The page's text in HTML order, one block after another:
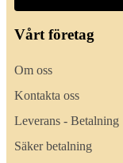
Vårt företag
Om oss
Kontakta oss
Leverans - Betalning
Säker betalning